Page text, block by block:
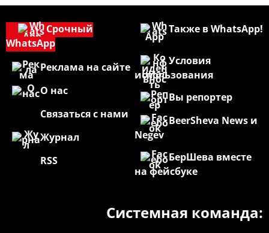
Также в WhatsApp!
Условия
использования
Вы репортер
BeerSheva News и
Negev
БерШева вместе
на фейсбуке
Срочный
WhatsApp
Реклама на сайте
О нас
Связаться с нами
Журнал
RSS
Системная команда: